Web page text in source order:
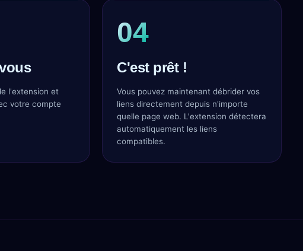
l'extension et
votre compte
04
C'est prêt !
Vous pouvez maintenant débrider vos
liens directement depuis n'importe
quelle page web. L'extension détectera
automatiquement les liens
compatibles.